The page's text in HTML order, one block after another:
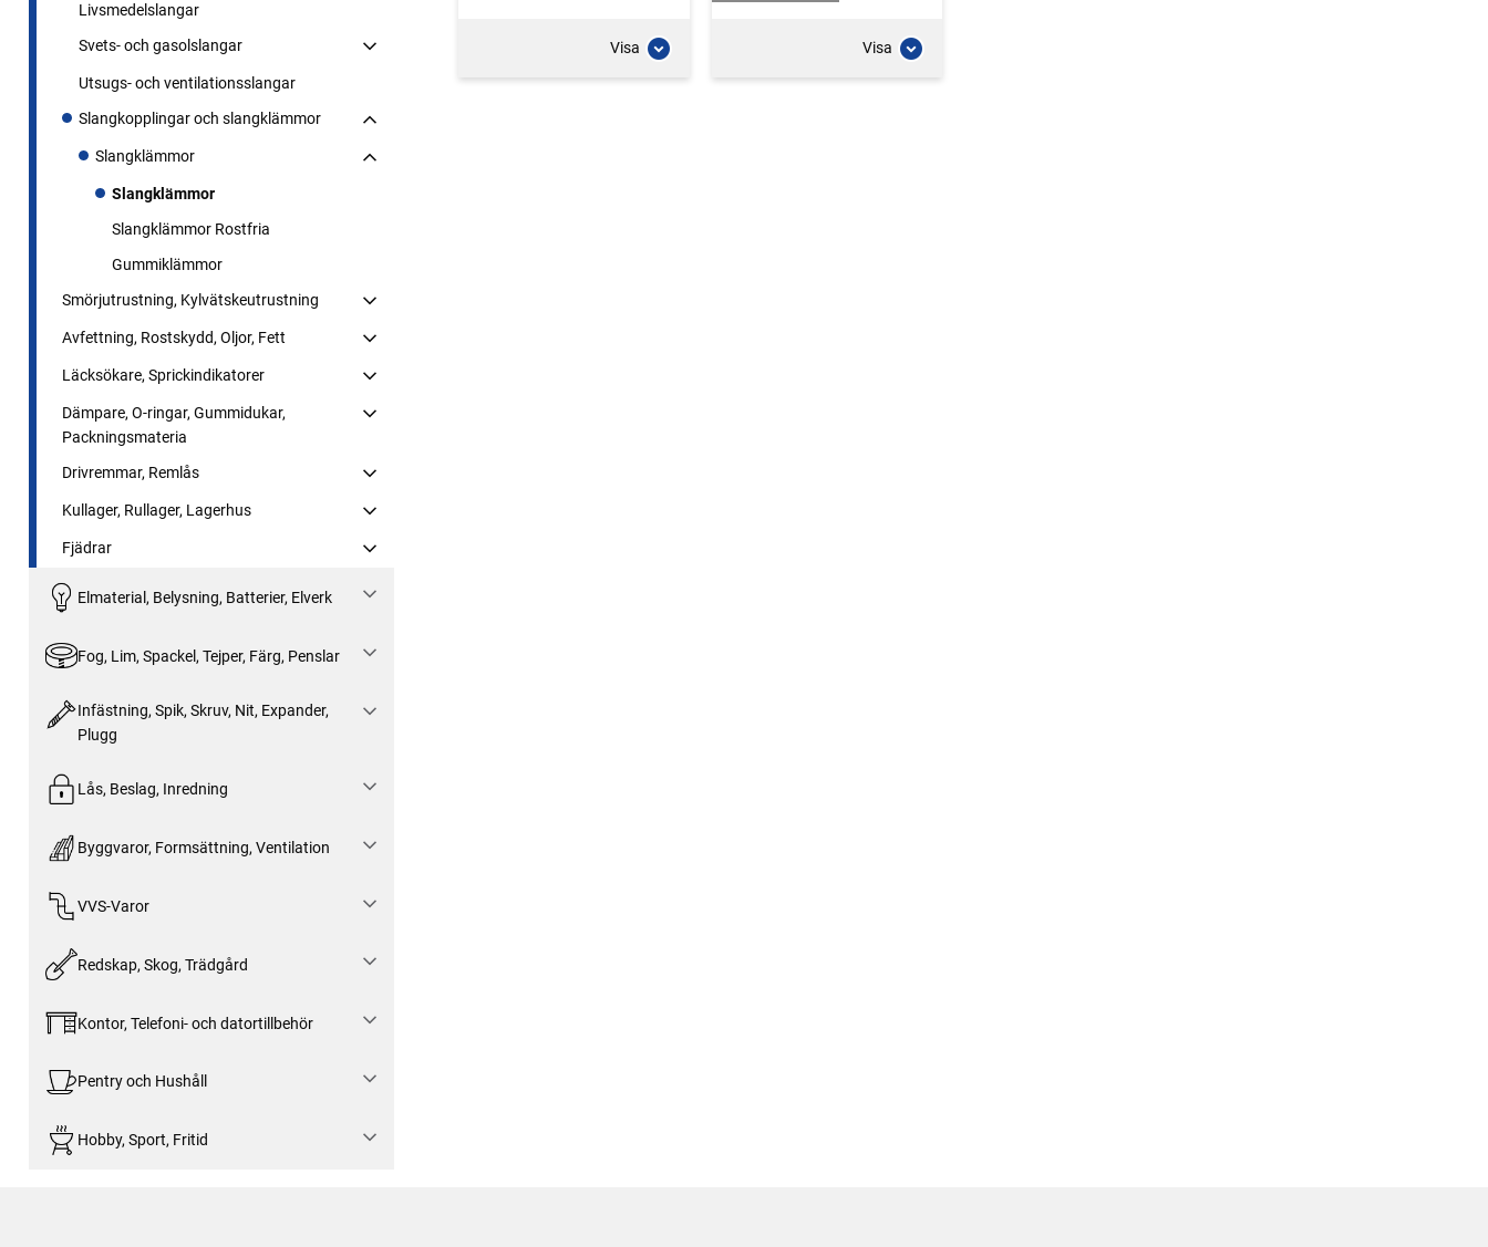
Livsmedelslangar
Svets- och gasolslangar
Utsugs- och ventilationsslangar
Slangkopplingar och slangklämmor
Slangklämmor
Slangklämmor
Slangklämmor Rostfria
Gummiklämmor
Smörjutrustning, Kylvätskeutrustning
Avfettning, Rostskydd, Oljor, Fett
Läcksökare, Sprickindikatorer
Dämpare, O-ringar, Gummidukar,
Packningsmateria
Drivremmar, Remlås
Kullager, Rullager, Lagerhus
Fjädrar
Elmaterial, Belysning, Batterier, Elverk
Fog, Lim, Spackel, Tejper, Färg, Penslar
Infästning, Spik, Skruv, Nit, Expander,
Plugg
Lås, Beslag, Inredning
Byggvaror, Formsättning, Ventilation
VVS-Varor
Redskap, Skog, Trädgård
Kontor, Telefoni- och datortillbehör
Pentry och Hushåll
Hobby, Sport, Fritid
Visa Visa